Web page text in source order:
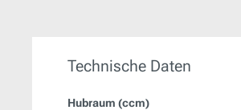
Technische Daten
Hubraum (ccm)